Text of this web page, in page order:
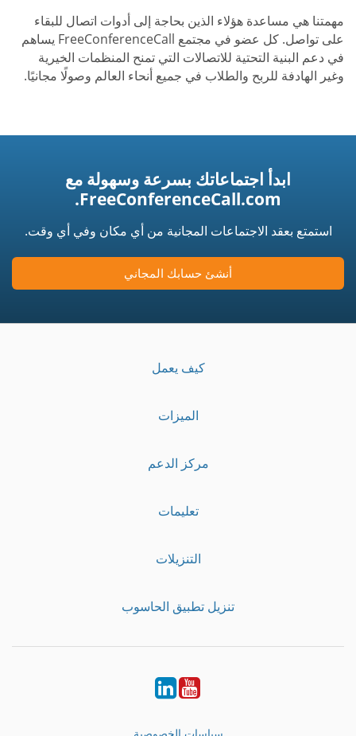
مهمتنا هي مساعدة هؤلاء الذين بحاجة إلى أدوات اتصال للبقاء
على تواصل. كل عضو في مجتمع FreeConferenceCall يساهم
في دعم البنية التحتية للاتصالات التي تمنح المنظمات الخيرية
وغير الهادفة للربح والطلاب في جميع أنحاء العالم وصولًا مجانيًا.
ابدأ اجتماعاتك بسرعة وسهولة مع
FreeConferenceCall.com.
استمتع بعقد الاجتماعات المجانية من أي مكان وفي أي وقت.
أنشئ حسابك المجاني
كيف يعمل
الميزات
مركز الدعم
تعليمات
التنزيلات
تنزيل تطبيق الحاسوب
Youtube
LinkedIn